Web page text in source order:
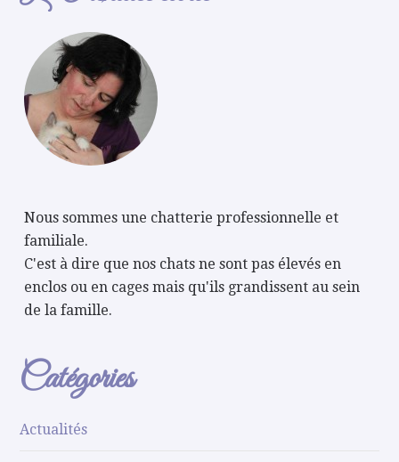
Nous sommes une chatterie professionnelle et
familiale.
C'est à dire que nos chats ne sont pas élevés en
enclos ou en cages mais qu'ils grandissent au sein
de la famille.
Catégories
Actualités